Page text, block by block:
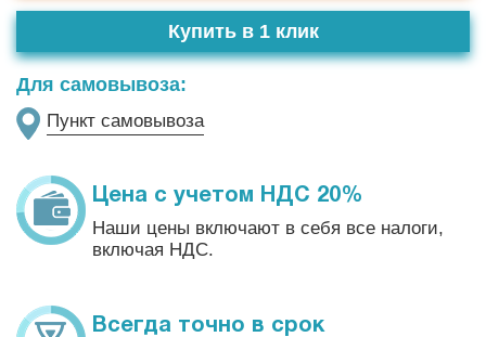
Для самовывоза:
Пункт самовывоза
Купить в 1 клик
Цена с учетом НДС 20%
Наши цены включают в себя все налоги,
включая НДС.
Всегда точно в срок